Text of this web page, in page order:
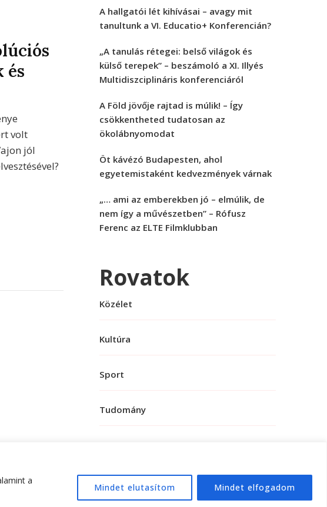
a
Mindet elutasítom Mindet elfogadom
és
volt
jól
A hallgatói lét kihívásai – avagy mit
tanultunk a VI. Educatio+ Konferencián?
„A tanulás rétegei: belső világok és
külső terepek” – beszámoló a XI. Illyés
Multidiszciplináris konferenciáról
A Föld jövője rajtad is múlik! – Így
csökkentheted tudatosan az
ökolábnyomodat
Öt kávézó Budapesten, ahol
egyetemistaként kedvezmények várnak
„… ami az emberekben jó – elmúlik, de
nem így a művészetben” – Rófusz
Ferenc az ELTE Filmklubban
Rovatok
Közélet
Kultúra
Sport
Tudomány
WordPress.